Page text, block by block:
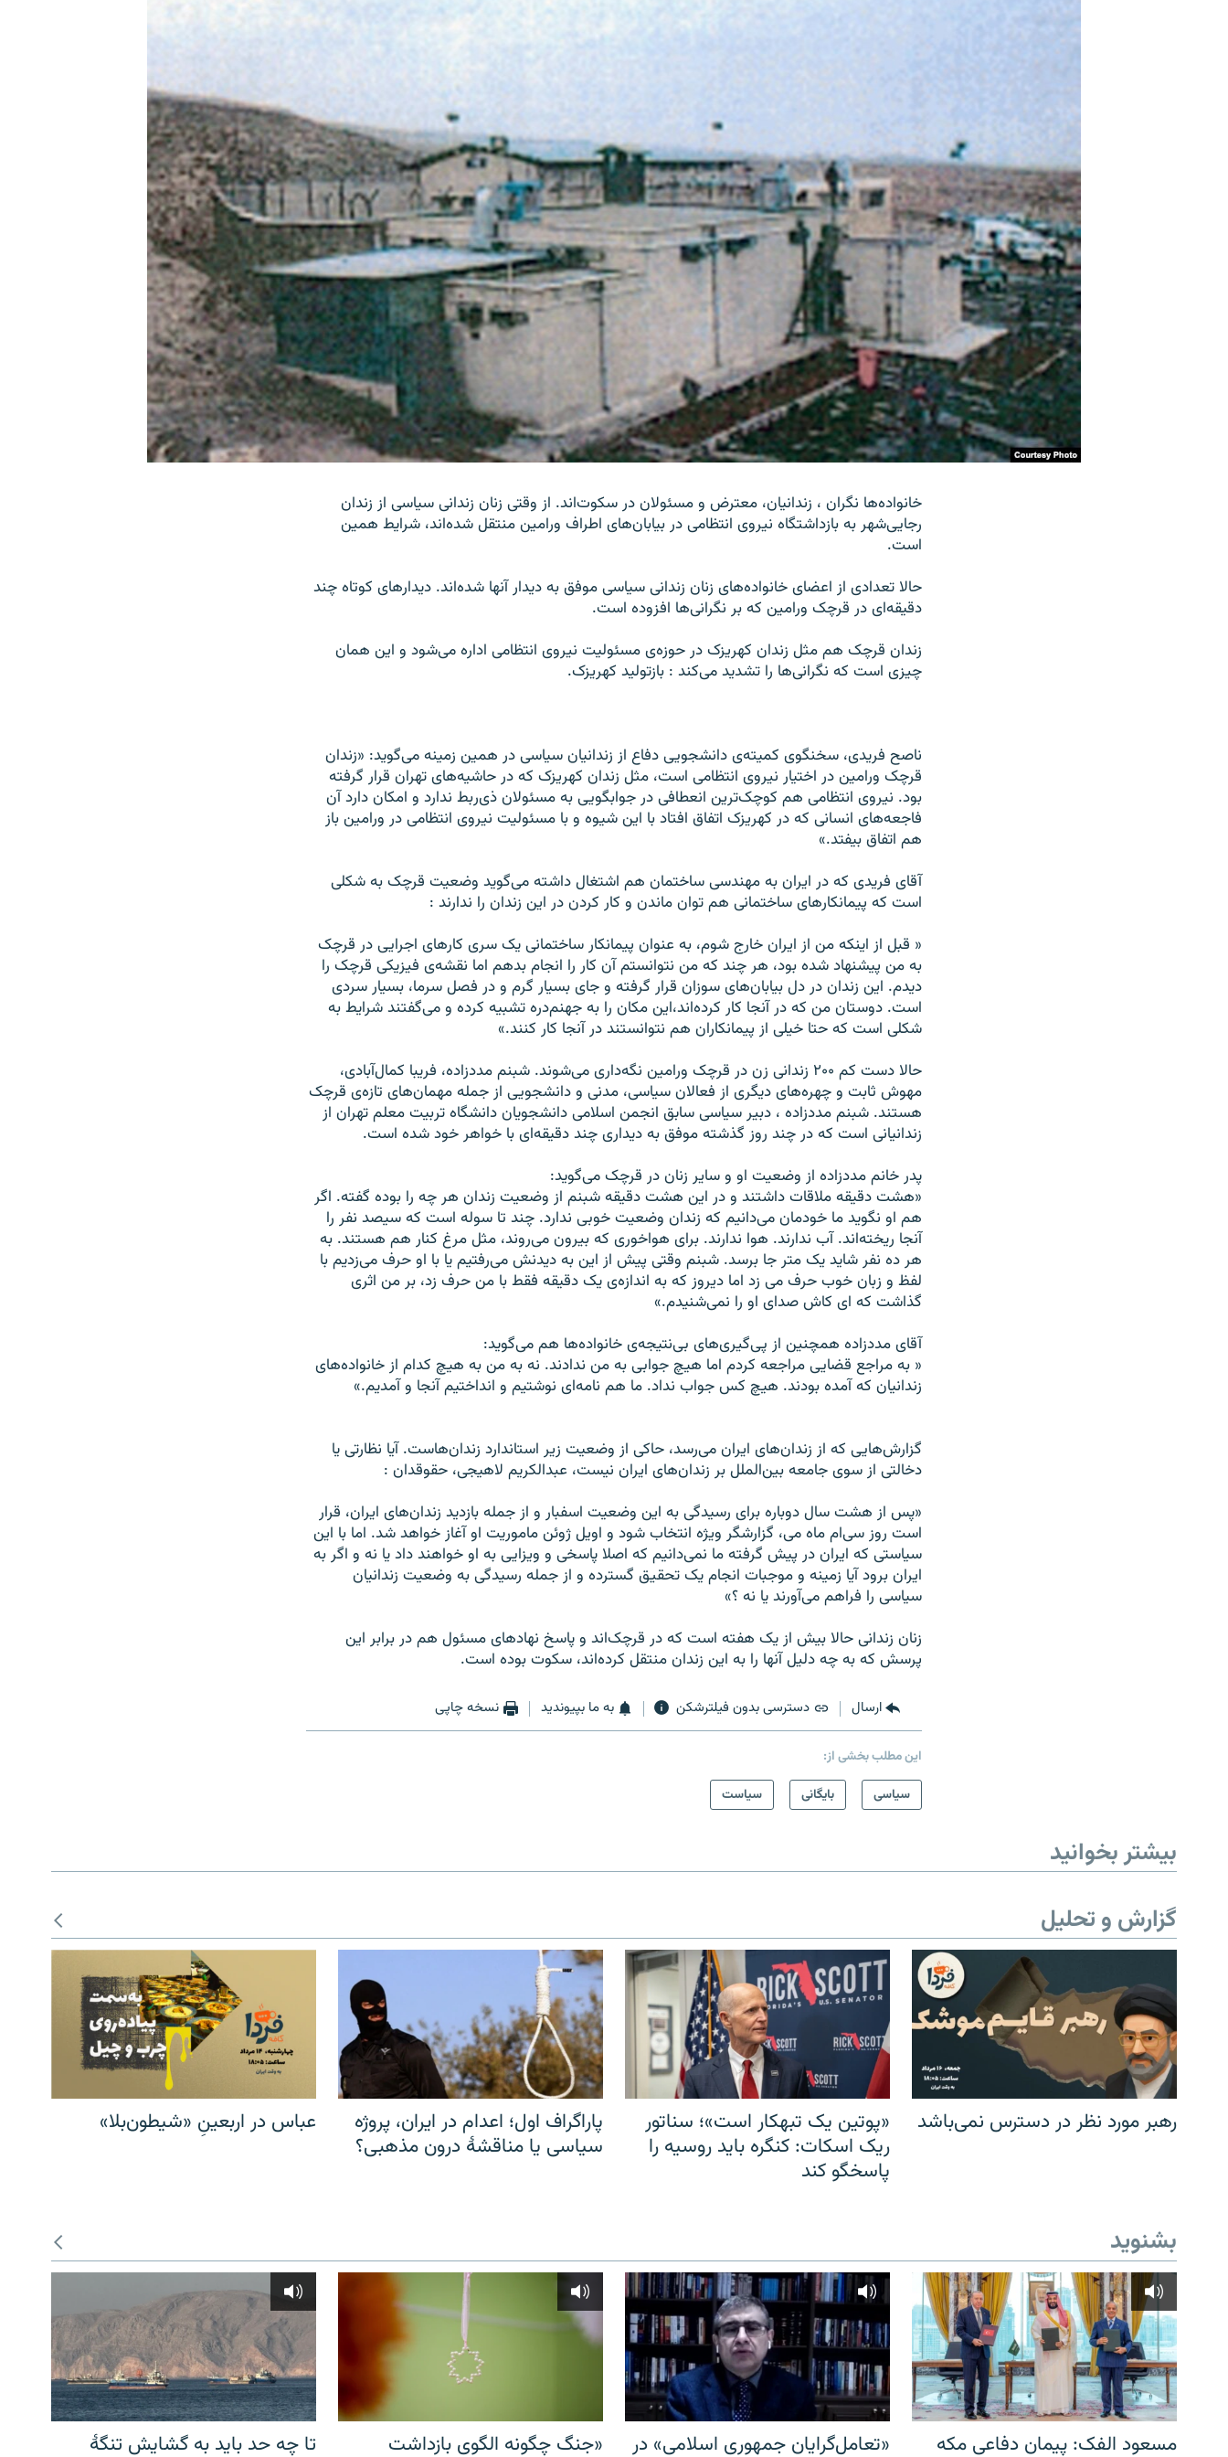
خانواده‌ها نگران ، زندانيان، معترض و مسئولان در سکوت‌اند. از وقتی زنان زندانی سياسی از زندان
رجايی‌شهر به بازداشتگاه نيروی انتظامی در بيابان‌های اطراف ورامين منتقل شده‌اند، شرايط همين
است.
حالا تعدادی از اعضای خانواده‌‌های زنان زندانی سياسی موفق به ديدار آنها شده‌اند. ديدارهای کوتاه چند
دقيقه‌ای در قرچک ورامين که بر نگرانی‌ها افزوده است.
زندان قرچک هم مثل زندان کهريزک در حوزه‌ی مسئوليت نيروی انتظامی اداره می‌شود و اين همان
چيزی است که نگرانی‌ها را تشديد می‌کند : بازتوليد کهريزک.
ناصح فريدی، سخنگوی کميته‌ی دانشجويی دفاع از زندانيان سياسی در همين زمينه می‌گويد: «زندان
قرچک ورامين در اختيار نيروی انتظامی است، مثل زندان کهريزک که در حاشيه‌های تهران قرار گرفته
بود. نيروی انتظامی هم کوچک‌ترين انعطافی در جوابگويی به مسئولان ذی‌ربط ندارد و امکان دارد آن
فاجعه‌های انسانی که در کهريزک اتفاق افتاد با اين شيوه و با مسئوليت نيروی انتظامی در ورامين باز
هم اتفاق بيفتد.»
آقای فريدی که در ايران به مهندسی ساختمان هم اشتغال داشته می‌گويد وضعيت قرچک به شکلی
است که پيمانکارهای ساختمانی هم توان ماندن و کار کردن در اين زندان را ندارند :
« قبل از اينکه من از ايران خارج شوم، به عنوان پيمانکار ساختمانی يک سری کارهای اجرايی در قرچک
به من پيشنهاد شده بود، هر چند که من نتوانستم آن کار را انجام بدهم اما نقشه‌ی فيزيکی قرچک را
ديدم. اين زندان در دل بيابان‌های سوزان قرار گرفته و جای بسيار گرم و در فصل سرما، ‌بسيار سردی
است. دوستان من که در آنجا کار کرده‌‌اند،‌اين مکان را به جهنم‌دره تشبيه کرده و می‌گفتند شرايط به
شکلی است که حتا خيلی از پيمانکاران هم نتوانستند در آنجا کار کنند.»
حالا دست ‌کم ۲۰۰ زندانی زن در قرچک ورامين نگه‌داری می‌شوند. شبنم مددزاده، فريبا کمال‌آبادی،
مهوش ثابت و چهره‌های ديگری از فعالان سياسی، مدنی و دانشجويی از جمله مهمان‌های تازه‌ی قرچک
هستند. شبنم مددزاده ، دبير سياسی سابق انجمن اسلامی دانشجويان دانشگاه تربيت معلم تهران از
زندانيانی است که در چند روز گذشته موفق به ديداری چند دقيقه‌ای با خواهر خود شده است.
پدر خانم مددزاده از وضعيت او و ساير زنان در قرچک می‌گويد:
«هشت دقيقه ملاقات داشتند و در اين هشت دقيقه شبنم از وضعيت زندان هر چه را بوده گفته. اگر
هم او نگويد ما خودمان می‌دانيم که زندان وضعيت خوبی ندارد. چند تا سوله است که سيصد نفر را
آنجا ريخته‌اند. آب ندارند. هوا ندارند. برای هواخوری که بيرون می‌روند،‌ مثل مرغ کنار هم هستند. به
هر ده نفر شايد يک متر جا برسد. شبنم وقتی پيش از اين به ديدنش می‌رفتيم يا با او حرف می‌‌زديم با
لفظ و زبان خوب حرف می زد اما ديروز که به اندازه‌ی يک دقيقه فقط با من حرف زد،‌ بر من اثری
گذاشت که ای کاش صدای او را نمی‌شنيدم.»
آقای مددزاده همچنين از پی‌گيری‌های بی‌نتيجه‌ی خانواده‌‌ها هم می‌گويد:‌
« به مراجع قضايی مراجعه کردم اما هيچ جوابی به من ندادند. نه به من به هيچ کدام از خانواده‌های
زندانيان که آمده بودند. هيچ کس جواب نداد. ما هم نامه‌ای نوشتيم و انداختيم آنجا و آمديم.»
گزارش‌هايی که از زندان‌های ايران می‌رسد، حاکی از وضعيت زير استاندارد زندان‌هاست. آيا نظارتی يا
دخالتی از سوی جامعه بين‌الملل بر زندان‌های ايران نيست، عبدالکريم لاهيجی، حقوقدان :
«پس از هشت سال دوباره برای رسيدگی به اين وضعيت اسفبار و از جمله بازديد زندان‌‌های ايران، قرار
است روز سی‌ام ماه می، گزارشگر ويژه انتخاب شود و اويل ژوئن ماموريت او آغاز خواهد شد. اما با اين
سياستی که ايران در پيش گرفته ما نمی‌دانيم که اصلا پاسخی و ويزايی به او خواهند داد يا نه و اگر به
ايران برود آيا زمينه و موجبات انجام يک تحقيق گسترده و از جمله رسيدگی به وضعيت زندانيان
سياسی را فراهم می‌آورند يا نه ؟»
زنان زندانی حالا بيش از يک هفته است که در قرچک‌اند و پاسخ نهادهای مسئول هم در برابر اين
پرسش که به چه دليل آنها را به اين زندان منتقل کرده‌اند، سکوت بوده است.
ارسال دسترسی بدون فیلترشکن به ما بپیوندید نسخه چاپی
این مطلب بخشی از:
سیاسی
بایگانی سیاست
بیشتر بخوانید
گزارش و تحلیل
رهبر مورد نظر در دسترس نمی‌باشد
«پوتین یک تبهکار است»؛ سناتور
ریک اسکات: کنگره باید روسیه را
پاسخگو کند
پاراگراف اول؛ اعدام در ایران، پروژه
سیاسی یا مناقشهٔ درون مذهبی؟
عباس در اربعینِ «شیطون‌بلا»
بشنوید
مسعود الفک: پیمان دفاعی مکه
«تعامل‌گرایان جمهوری اسلامی» در
«جنگ چگونه الگوی بازداشت
تا چه حد باید به گشایش تنگهٔ